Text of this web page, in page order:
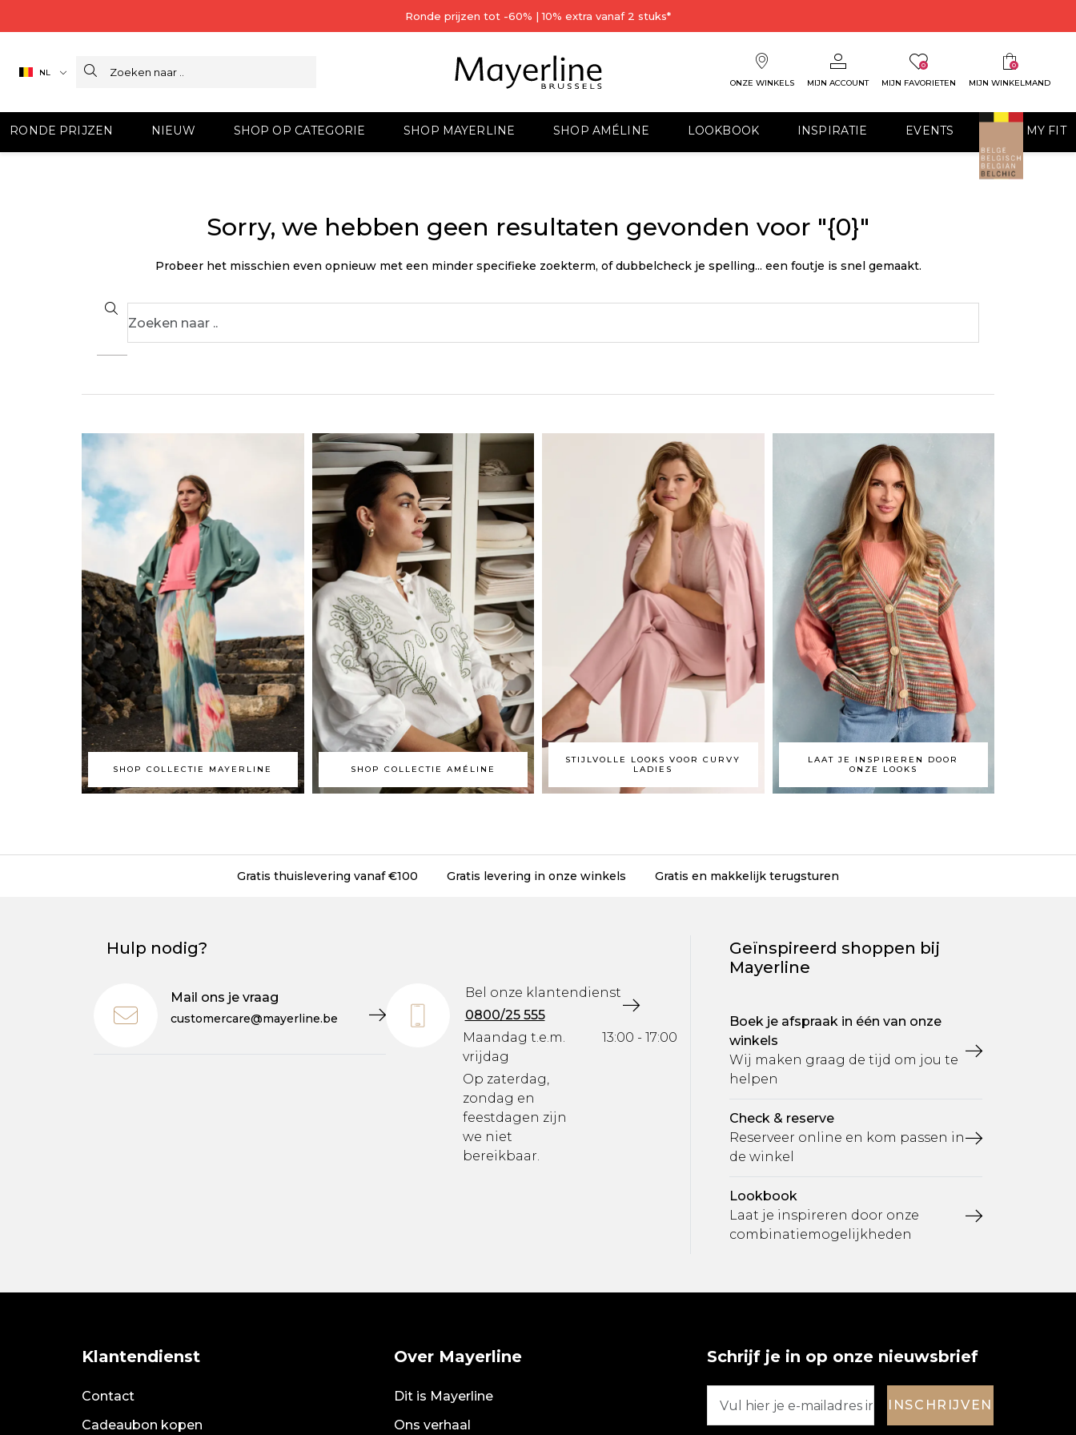
Ronde prijzen tot -60% | 10% extra vanaf 2 stuks*
NL Search
ONZE WINKELS MIJN ACCOUNT
0
MIJN FAVORIETEN
0
MIJN WINKELMAND
RONDE PRIJZEN NIEUW SHOP OP CATEGORIE SHOP MAYERLINE SHOP AMÉLINE LOOKBOOK INSPIRATIE EVENTS FIND MY FIT
Sorry, we hebben geen resultaten gevonden voor "{0}"
Probeer het misschien even opnieuw met een minder specifieke zoekterm, of dubbelcheck je spelling... een foutje is snel gemaakt.
Search
SHOP COLLECTIE MAYERLINE SHOP COLLECTIE AMÉLINE
STIJLVOLLE LOOKS VOOR CURVY
LADIES
LAAT JE INSPIREREN DOOR
ONZE LOOKS
Gratis thuislevering vanaf €100 Gratis levering in onze winkels Gratis en makkelijk terugsturen
Hulp nodig?
Mail ons je vraag
customercare@mayerline.be
Bel onze klantendienst
0800/25 555
Maandag t.e.m.
vrijdag
Op zaterdag,
zondag en
feestdagen zijn
we niet
bereikbaar.
13:00 - 17:00
Geïnspireerd shoppen bij
Mayerline
Boek je afspraak in één van onze
winkels
Wij maken graag de tijd om jou te
helpen
Check & reserve
Reserveer online en kom passen in
de winkel
Lookbook
Laat je inspireren door onze
combinatiemogelijkheden
Klantendienst
Contact
Cadeaubon kopen
Over Mayerline
Dit is Mayerline
Ons verhaal
Schrijf je in op onze nieuwsbrief
INSCHRIJVEN